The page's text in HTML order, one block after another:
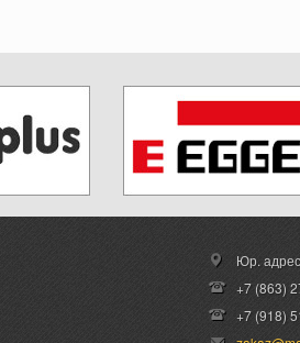
Юр.
+7 (863)
+7 (918)